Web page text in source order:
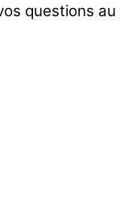
questions au